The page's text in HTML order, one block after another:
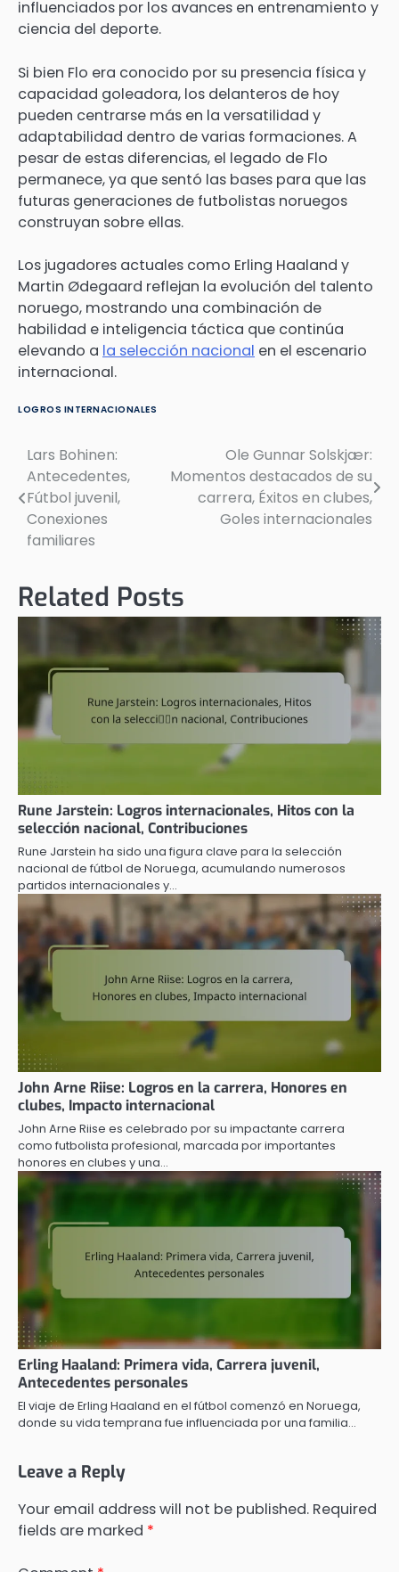
influenciados por los avances en entrenamiento y
ciencia del deporte.
Si bien Flo era conocido por su presencia física y
capacidad goleadora, los delanteros de hoy
pueden centrarse más en la versatilidad y
adaptabilidad dentro de varias formaciones. A
pesar de estas diferencias, el legado de Flo
permanece, ya que sentó las bases para que las
futuras generaciones de futbolistas noruegos
construyan sobre ellas.
Los jugadores actuales como Erling Haaland y
Martin Ødegaard reflejan la evolución del talento
noruego, mostrando una combinación de
habilidad e inteligencia táctica que continúa
elevando a la selección nacional en el escenario
internacional.
LOGROS INTERNACIONALES
Post
navigation
Lars Bohinen:
Antecedentes,
Fútbol juvenil,
Conexiones
familiares
Ole Gunnar Solskjær:
Momentos destacados de su
carrera, Éxitos en clubes,
Goles internacionales
Related Posts
Rune Jarstein: Logros internacionales, Hitos con la
selección nacional, Contribuciones
Rune Jarstein ha sido una figura clave para la selección
nacional de fútbol de Noruega, acumulando numerosos
partidos internacionales y…
John Arne Riise: Logros en la carrera, Honores en
clubes, Impacto internacional
John Arne Riise es celebrado por su impactante carrera
como futbolista profesional, marcada por importantes
honores en clubes y una…
Erling Haaland: Primera vida, Carrera juvenil,
Antecedentes personales
El viaje de Erling Haaland en el fútbol comenzó en Noruega,
donde su vida temprana fue influenciada por una familia…
Leave a Reply
Your email address will not be published. Required
fields are marked *